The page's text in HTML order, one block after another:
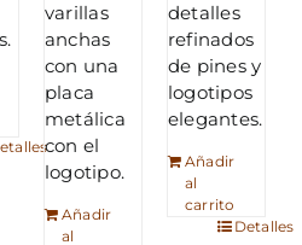
varillas
anchas
con una
placa
metálica
con el
logotipo.
Añadir
al
detalles
refinados
de pines y
logotipos
elegantes.
Añadir
al
carrito
Detalles